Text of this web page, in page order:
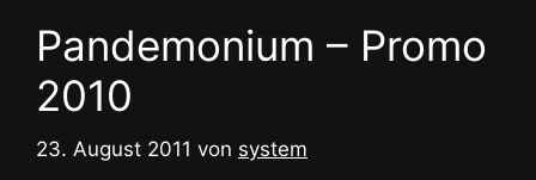
Pandemonium – Promo
2010
23. August 2011 von system